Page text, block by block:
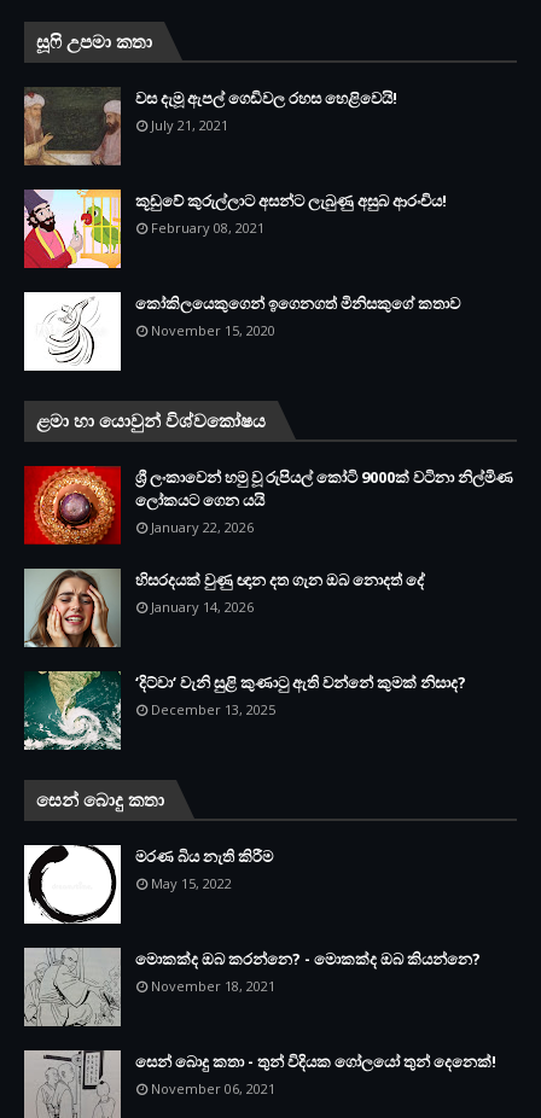
සූෆි උපමා කතා
වස දැමූ ඇපල් ගෙඩිවල රහස හෙළිවෙයි!
July 21, 2021
කූඩුවේ කුරුල්ලාට අසන්ට ලැබුණු අසුබ ආරංචිය!
February 08, 2021
කෝකිලයෙකුගෙන් ඉගෙනගත් මිනිසකුගේ කතාව
November 15, 2020
ළමා හා යොවුන් විශ්වකෝෂය
ශ්‍රී ලංකාවෙන් හමු වූ රුපියල් කෝටි 9000ක් වටිනා නිල්මිණ
ලෝකයට ගෙන යයි
January 22, 2026
හිසරදයක් වුණු ඥාන දත ගැන ඔබ නොදත් දේ
January 14, 2026
‘දිට්වා‘ වැනි සුළි කුණාටු ඇති වන්නේ කුමක් නිසාද?
December 13, 2025
සෙන් බොදු කතා
මරණ බිය නැති කිරීම
May 15, 2022
මොකක්ද ඔබ කරන්නෙ? - මොකක්ද ඔබ කියන්නෙ?
November 18, 2021
සෙන් බොදු කතා - තුන් විදියක ගෝලයෝ තුන් දෙනෙක්!
November 06, 2021